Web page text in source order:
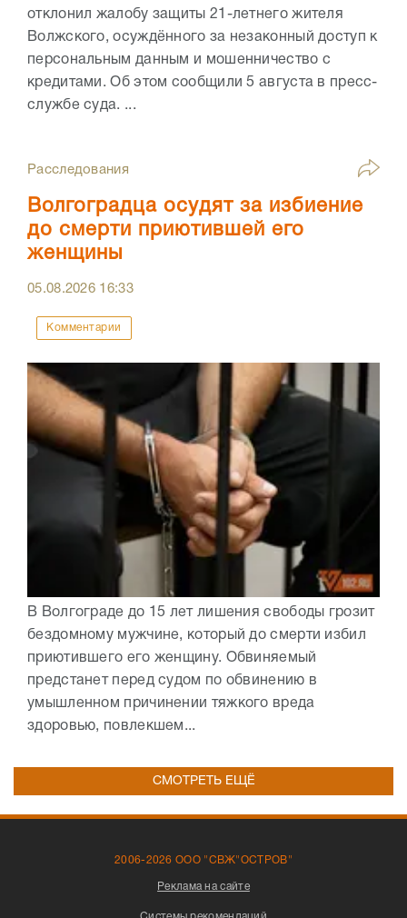
отклонил жалобу защиты 21-летнего жителя
Волжского, осуждённого за незаконный доступ к
персональным данным и мошенничество с
кредитами. Об этом сообщили 5 августа в пресс-
службе суда. ...
Расследования
Волгоградца осудят за избиение
до смерти приютившей его
женщины
05.08.2026 16:33
Комментарии
В Волгограде до 15 лет лишения свободы грозит
бездомному мужчине, который до смерти избил
приютившего его женщину. Обвиняемый
предстанет перед судом по обвинению в
умышленном причинении тяжкого вреда
здоровью, повлекшем...
СМОТРЕТЬ ЕЩЁ
2006-2026 ООО "СВЖ"ОСТРОВ"
Реклама на сайте